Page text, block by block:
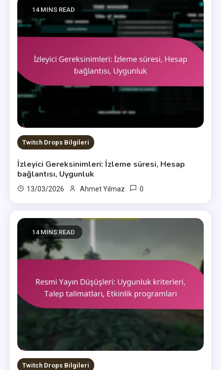
14 MINS READ
Twitch Drops Bilgileri
İzleyici Gereksinimleri: İzleme süresi, Hesap
bağlantısı, Uygunluk
13/03/2026 Ahmet Yılmaz 0
14 MINS READ
Twitch Drops Bilgileri